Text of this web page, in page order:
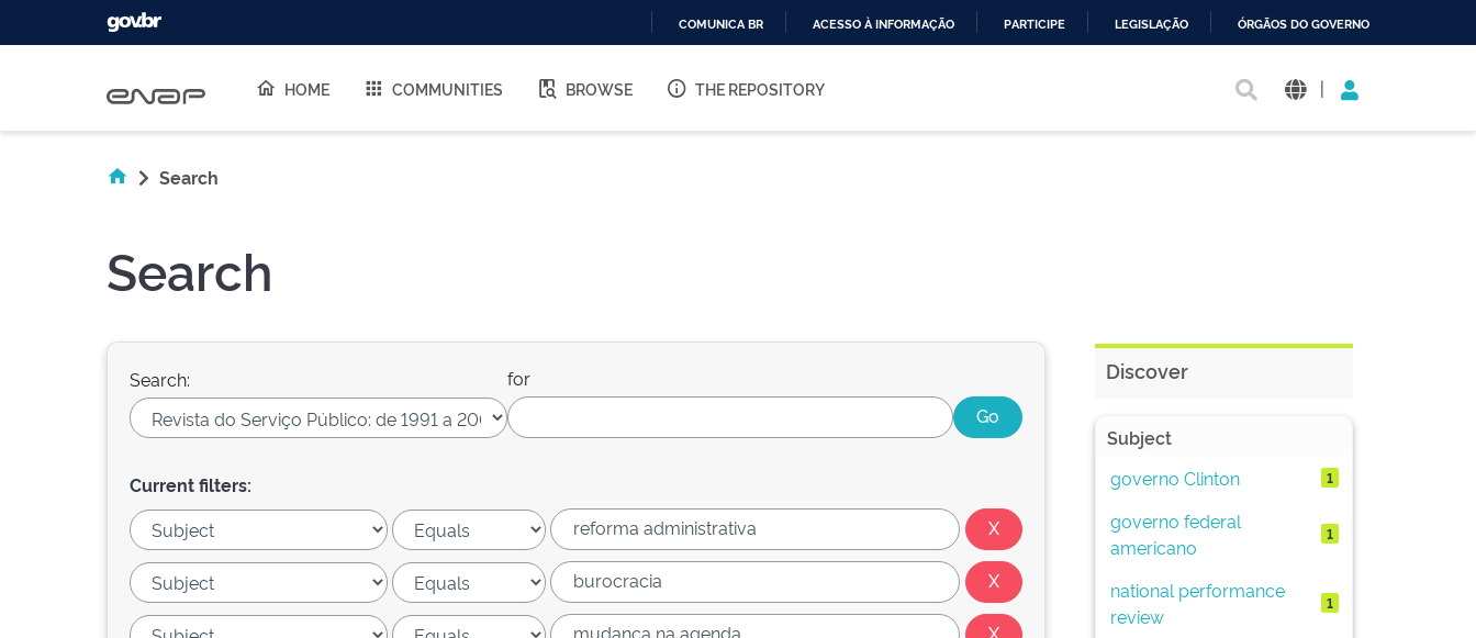
O
COMUNICA BR ACESSO À INFORMAÇÃO PARTICIPE LEGISLAÇÃO ÓRGÃOS DO GOVERNO
HOME COMMUNITIES BROWSE THE REPOSITORY |
Search
Search
Search: for
Current filters:
Discover
Subject
governo Clinton
1
governo federal
americano
1
national performance
review
1